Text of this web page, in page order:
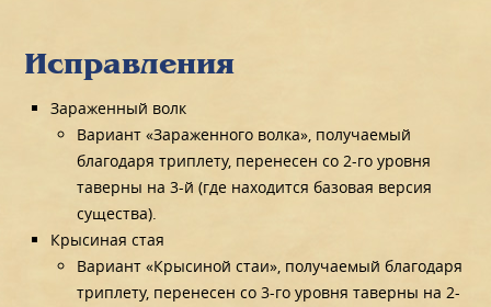
Исправления
Зараженный волк
Вариант «Зараженного волка», получаемый
благодаря триплету, перенесен со 2-го уровня
таверны на 3-й (где находится базовая версия
существа).
Крысиная стая
Вариант «Крысиной стаи», получаемый благодаря
триплету, перенесен со 3-го уровня таверны на 2-